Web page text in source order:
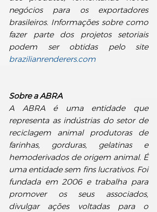
negócios para os exportadores
brasileiros. Informações sobre como
fazer parte dos projetos setoriais
podem ser obtidas pelo site
brazilianrenderers.com
Sobre a ABRA
A ABRA é uma entidade que
representa as indústrias do setor de
reciclagem animal produtoras de
farinhas, gorduras, gelatinas e
hemoderivados de origem animal. É
uma entidade sem fins lucrativos. Foi
fundada em 2006 e trabalha para
promover os seus associados,
divulgar ações voltadas para o